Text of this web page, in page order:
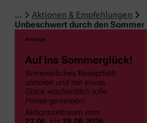
...
Aktionen & Empfehlungen
Unbeschwert durch den Sommer